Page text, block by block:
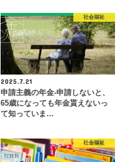
社会福祉
2025.7.21
申請主義の年金-申請しないと、
65歳になっても年金貰えないっ
て知っていま…
社会福祉